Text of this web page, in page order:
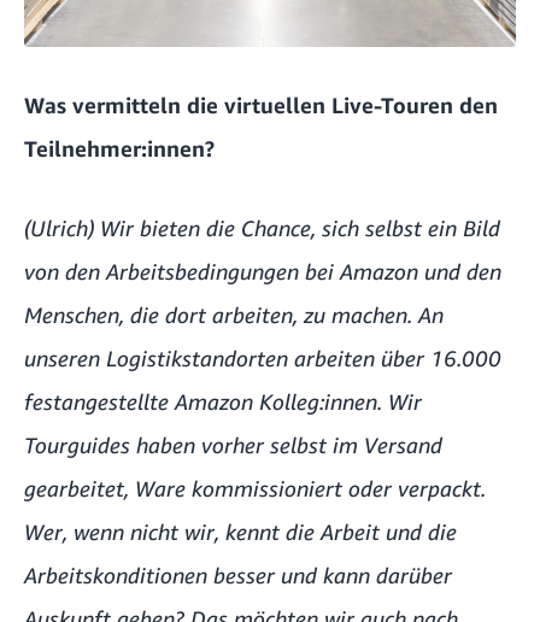
Was vermitteln die virtuellen Live-Touren den
Teilnehmer:innen?
(Ulrich) Wir bieten die Chance, sich selbst ein Bild
von den Arbeitsbedingungen bei Amazon und den
Menschen, die dort arbeiten, zu machen. An
unseren Logistikstandorten arbeiten über 16.000
festangestellte Amazon Kolleg:innen. Wir
Tourguides haben vorher selbst im Versand
gearbeitet, Ware kommissioniert oder verpackt.
Wer, wenn nicht wir, kennt die Arbeit und die
Arbeitskonditionen besser und kann darüber